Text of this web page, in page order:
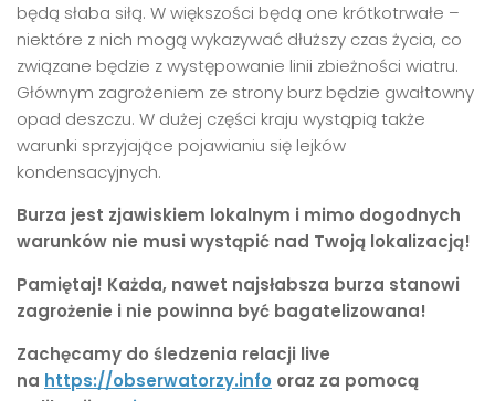
będą słaba siłą. W większości będą one krótkotrwałe –
niektóre z nich mogą wykazywać dłuższy czas życia, co
związane będzie z występowanie linii zbieżności wiatru.
Głównym zagrożeniem ze strony burz będzie gwałtowny
opad deszczu. W dużej części kraju wystąpią także
warunki sprzyjające pojawianiu się lejków
kondensacyjnych.
Burza jest zjawiskiem lokalnym i mimo dogodnych
warunków nie musi wystąpić nad Twoją lokalizacją!
Pamiętaj! Każda, nawet najsłabsza burza stanowi
zagrożenie i nie powinna być bagatelizowana!
Zachęcamy do śledzenia relacji live
na https://obserwatorzy.info oraz za pomocą